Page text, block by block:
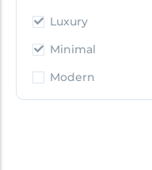
Luxury
Minimal
Modern